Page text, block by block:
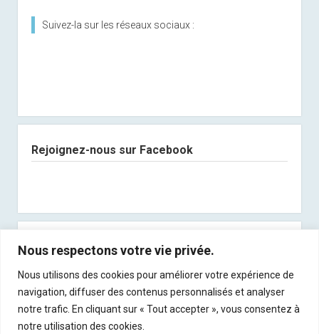
Nous respectons votre vie privée.
Nous utilisons des cookies pour améliorer votre expérience de
navigation, diffuser des contenus personnalisés et analyser
notre trafic. En cliquant sur « Tout accepter », vous consentez à
notre utilisation des cookies.
Suivez-la sur les réseaux sociaux :
Rejoignez-nous sur Facebook
Abonnez-vous à notre newsletter
Recevez les derniers articles directement dans
votre boite mail !